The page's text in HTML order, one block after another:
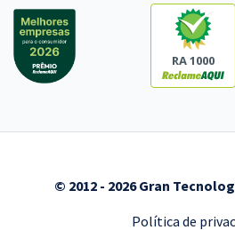
RA 1000
© 2012 - 2026 Gran
Política de